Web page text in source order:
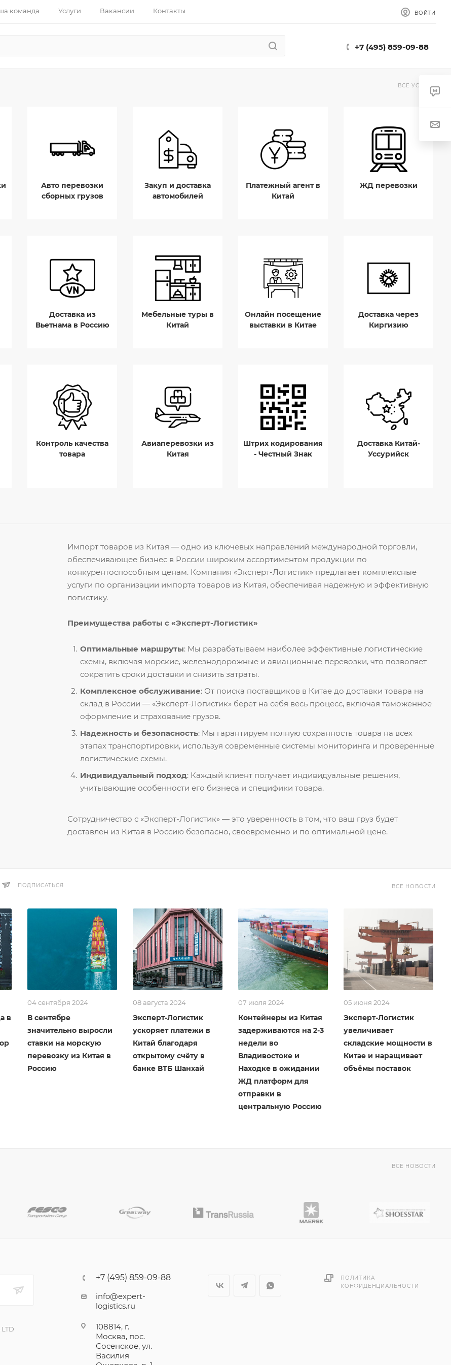
команда Услуги Вакансии Контакты ВОЙТИ
+7 (495) 859-09-88
ВСЕ УСЛУГИ
Авто перевозки
сборных грузов
Закуп и доставка
автомобилей
Платежный агент в
Китай
ЖД перевозки
Доставка из
Вьетнама в Россию
Мебельные туры в
Китай
Онлайн посещение
выставки в Китае
Доставка через
Киргизию
Контроль качества
товара
Авиаперевозки из
Китая
Штрих кодирования
- Честный Знак
Доставка Китай-
Уссурийск
Импорт товаров из Китая — одно из ключевых направлений международной торговли,
обеспечивающее бизнес в России широким ассортиментом продукции по
конкурентоспособным ценам. Компания «Эксперт-Логистик» предлагает комплексные
услуги по организации импорта товаров из Китая, обеспечивая надежную и эффективную
логистику.
Преимущества работы с «Эксперт-Логистик»
Оптимальные маршруты: Мы разрабатываем наиболее эффективные логистические
схемы, включая морские, железнодорожные и авиационные перевозки, что позволяет
сократить сроки доставки и снизить затраты.
Комплексное обслуживание: От поиска поставщиков в Китае до доставки товара на
склад в России — «Эксперт-Логистик» берет на себя весь процесс, включая таможенное
оформление и страхование грузов.
Надежность и безопасность: Мы гарантируем полную сохранность товара на всех
этапах транспортировки, используя современные системы мониторинга и проверенные
логистические схемы.
Индивидуальный подход: Каждый клиент получает индивидуальные решения,
учитывающие особенности его бизнеса и специфики товара.
Сотрудничество с «Эксперт-Логистик» — это уверенность в том, что ваш груз будет
доставлен из Китая в Россию безопасно, своевременно и по оптимальной цене.
ПОДПИСАТЬСЯ ВСЕ НОВОСТИ
в
04 сентября 2024
В сентябре
значительно выросли
ставки на морскую
перевозку из Китая в
Россию
08 августа 2024
Эксперт-Логистик
ускоряет платежи в
Китай благодаря
открытому счёту в
банке ВТБ Шанхай
07 июля 2024
Контейнеры из Китая
задерживаются на 2-3
недели во
Владивостоке и
Находке в ожидании
ЖД платформ для
отправки в
центральную Россию
05 июня 2024
Эксперт-Логистик
увеличивает
складские мощности в
Китае и наращивает
объёмы поставок
ВСЕ НОВОСТИ
+7 (495) 859-09-88
info@expert-
logistics.ru
108814, г.
Москва, пос.
Сосенское, ул.
Василия
ПОЛИТИКА
КОНФИДЕНЦИАЛЬНОСТИ